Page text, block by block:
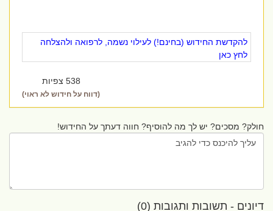
להקדשת החידוש (בחינם!) לעילוי נשמה, לרפואה ולהצלחה
לחץ כאן
538 צפיות
(דווח על חידוש לא ראוי)
חולק? מסכים? יש לך מה להוסיף? חווה דעתך על החידוש!
דיונים - תשובות ותגובות (0)